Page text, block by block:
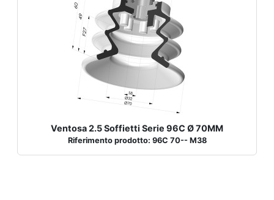
Ventosa 2.5 Soffietti Serie 96C Ø 70MM
Riferimento prodotto: 96C 70-- M38